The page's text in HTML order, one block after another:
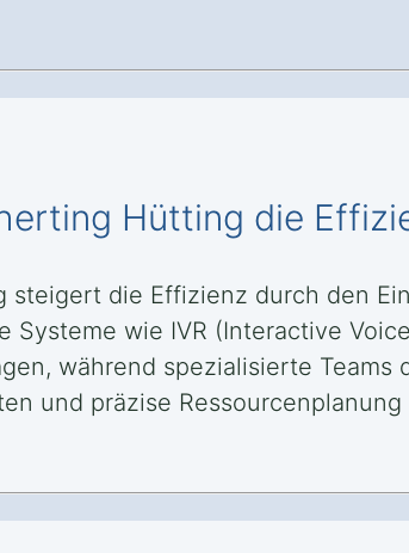
Hütting die
die Effizienz durch den
wie IVR (Interactive
während spezialisierte
und präzise